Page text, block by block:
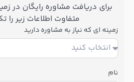
برای دریافت مشاوره رایگان در
متفاوت اطلاعات زیر را
زمینه ای که نیاز به مشاوره دارید
نام